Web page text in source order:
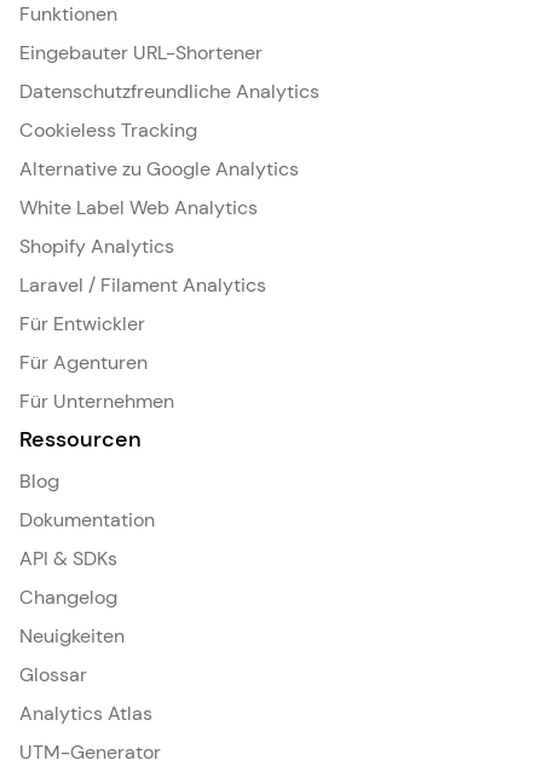
Funktionen
Eingebauter URL-Shortener
Datenschutzfreundliche Analytics
Cookieless Tracking
Alternative zu Google Analytics
White Label Web Analytics
Shopify Analytics
Laravel / Filament Analytics
Für Entwickler
Für Agenturen
Für Unternehmen
Ressourcen
Blog
Dokumentation
API & SDKs
Changelog
Neuigkeiten
Glossar
Analytics Atlas
UTM-Generator